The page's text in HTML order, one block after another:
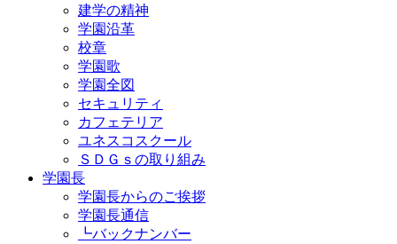
建学の精神
学園沿革
校章
学園歌
学園全図
セキュリティ
カフェテリア
ユネスコスクール
ＳＤＧｓの取り組み
学園長
学園長からのご挨拶
学園長通信
┗バックナンバー